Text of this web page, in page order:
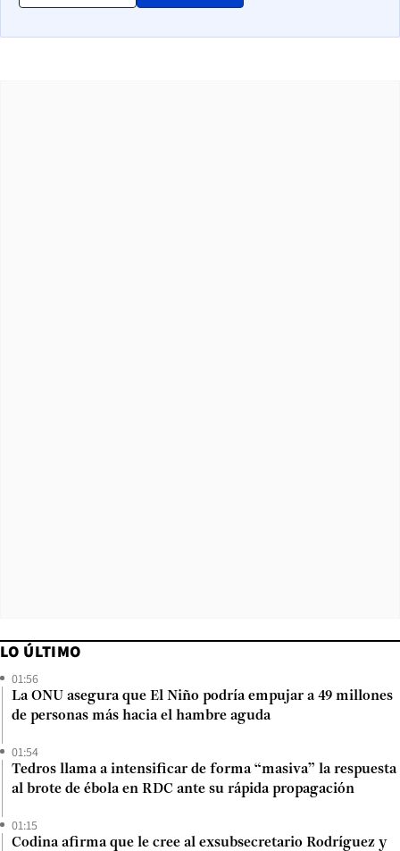
LO ÚLTIMO
01:56
La ONU asegura que El Niño podría empujar a 49 millones
de personas más hacia el hambre aguda
01:54
Tedros llama a intensificar de forma “masiva” la respuesta
al brote de ébola en RDC ante su rápida propagación
01:15
Codina afirma que le cree al exsubsecretario Rodríguez y